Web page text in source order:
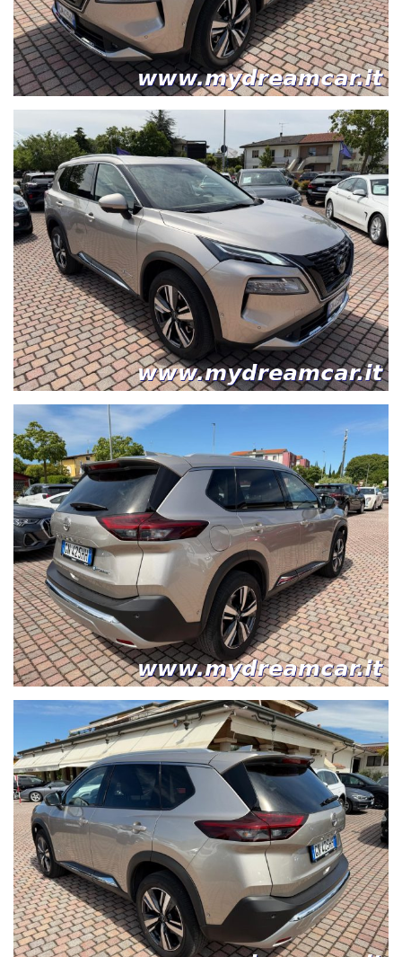
Torre di Fine e tenere la destra all'incrocio, proseguire per un altro
chilometro. Ci trovate sulla destra.
Visita la nostra pagina Facebook